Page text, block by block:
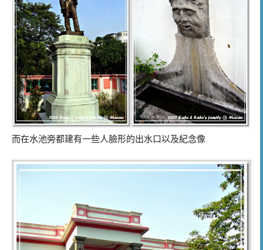
而在水池旁都建有一些人臉形的出水口以及紀念像